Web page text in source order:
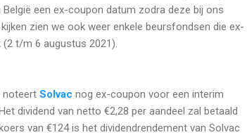
België een ex-coupon datum zodra deze bij ons
zien we ook weer enkele beursfondsen die ex-
t/m 6 augustus 2021).
noteert Solvac nog ex-coupon voor een interim
dividend van netto €2,28 per aandeel zal betaald
van €124 is het dividendrendement van Solvac